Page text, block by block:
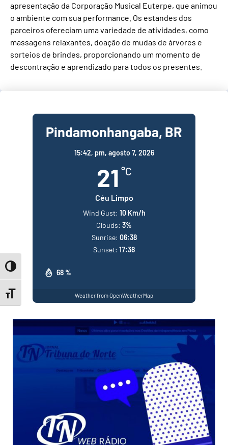
Toggle High Contrast
Toggle Font size
apresentação da Corporação Musical Euterpe, que animou
o ambiente com sua performance. Os estandes dos
parceiros ofereciam uma variedade de atividades, como
massagens relaxantes, doação de mudas de árvores e
sorteios de brindes, proporcionando um momento de
descontração e aprendizado para todos os presentes.
Pindamonhangaba, BR
15:42, pm, agosto 7, 2026
21 °C
Céu Limpo
68 %
Wind Gust: 10 Km/h
Clouds: 3%
Sunrise: 06:38
Sunset: 17:38
Weather from OpenWeatherMap